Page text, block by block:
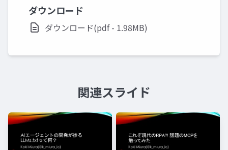
ダウンロード
ダウンロード(pdf - 1.98MB)
関連スライド